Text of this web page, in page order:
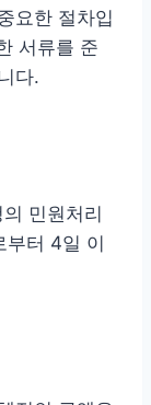
요한 절차입
서류를 준
다.
민원처리
부터 4일 이